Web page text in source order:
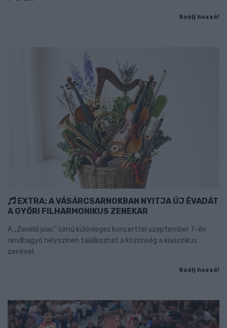
Szólj hozzá!
EXTRA: A VÁSÁRCSARNOKBAN NYITJA ÚJ ÉVADÁT
A GYŐRI FILHARMONIKUS ZENEKAR
A „Zenélő piac” című különleges koncerttel szeptember 7-én
rendhagyó helyszínen találkozhat a közönség a klasszikus
zenével.
Szólj hozzá!